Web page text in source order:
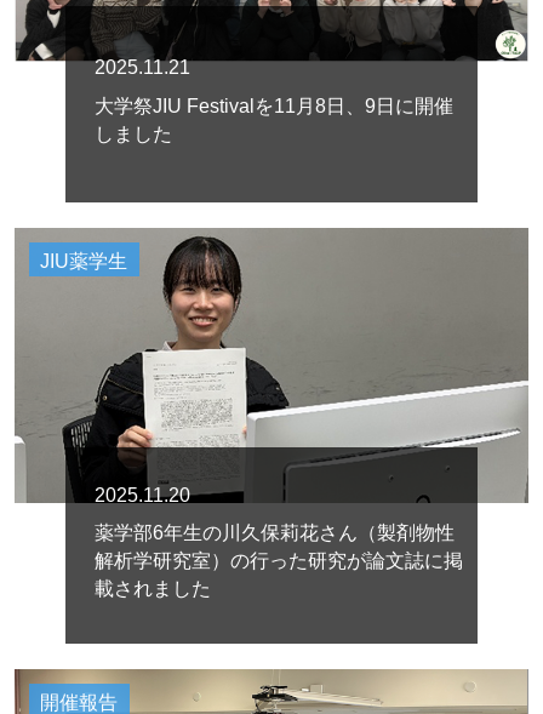
2025.11.21
大学祭JIU Festivalを11月8日、9日に開催
しました
JIU薬学生
2025.11.20
薬学部6年生の川久保莉花さん（製剤物性
解析学研究室）の行った研究が論文誌に掲
載されました
開催報告